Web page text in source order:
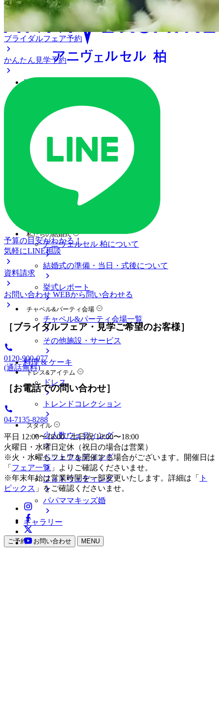
アクセス
ご列席の皆様へ
トピックス
ご予約・お問い合わせ
ブライダルフェア
ブライダルフェア一覧
ブライダルフェアの基礎知識
私たちの結婚式
アニヴェルセル 柏について
結婚式の準備・当日・式後について
挙式レポート
チャペル&パーティ会場
チャペル&パーティ会場一覧
その他施設・サービス
料理 & ケーキ
ドレス&アイテム
ドレス
トレンドコレクション
スタイル
少人数ウェディング
ペットウェディング
フォトウェディング
パパママキッズ婚
ギャラリー
ご予約・お問い合わせ MENU
ブライダルフェア予約
かんたん見学予約
予算の目安がわかる！
気軽にLINE相談
資料請求
お問い合わせ WEBから問い合わせる
［ブライダルフェア・見学ご希望のお客様］
0120-900-077
(通話無料)
［お電話での問い合わせ］
04-7135-8288
平日 12:00〜18:00 / 土日祝 10:00〜18:00
火曜日・水曜日定休（祝日の場合は営業）
※火・水曜もフェアを開催する場合がございます。開催日は
「 フェア一覧 」よりご確認くださいませ。
※年末年始は営業時間を一部変更いたします。詳細は「
ト
ピックス 」をご確認くださいませ。